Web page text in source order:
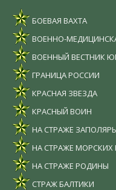
БОЕВАЯ ВАХТА
ВОЕННО-
ВОЕННЫЙ ВЕСТНИК
ГРАНИЦА РОССИИ
КРАСНАЯ ЗВЕЗДА
КРАСНЫЙ ВОИН
НА СТРАЖЕ
НА СТРАЖЕ МОРСКИХ
НА СТРАЖЕ РОДИНЫ
СТРАЖ БАЛТИКИ